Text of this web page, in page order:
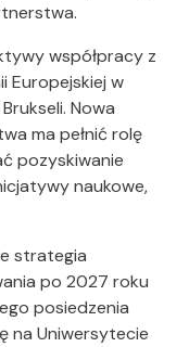
współpracy z
Europejskiej w
Nowa
ma pełnić rolę
pozyskiwanie
naukowe,
strategia
po 2027 roku
posiedzenia
na Uniwersytecie